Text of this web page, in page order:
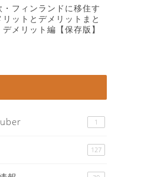
・フィンランドに移住す
リットとデメリットまと
メリット編【保存版】
1
127